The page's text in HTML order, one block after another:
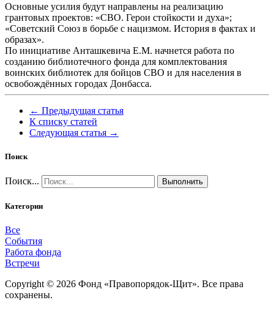
Основные усилия будут направлены на реализацию
грантовых проектов: «СВО. Герои стойкости и духа»;
«Советский Союз в борьбе с нацизмом. История в фактах и
образах».
По инициативе Анташкевича Е.М. начнется работа по
созданию библиотечного фонда для комплектования
воинских библиотек для бойцов СВО и для населения в
освобождённых городах Донбасса.
← Предыдущая статья
К списку статей
Следующая статья →
Поиск
Поиск... Выполнить
Категории
Все
События
Работа фонда
Встречи
Copyright © 2026 Фонд «Правопорядок-Щит». Все права
сохранены.